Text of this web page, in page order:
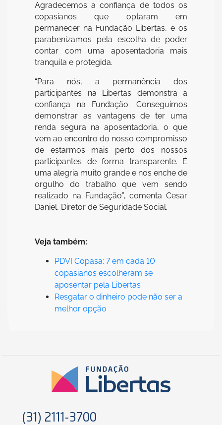
Agradecemos a confiança de todos os
copasianos que optaram em
permanecer na Fundação Libertas, e os
parabenizamos pela escolha de poder
contar com uma aposentadoria mais
tranquila e protegida.
“Para nós, a permanência dos
participantes na Libertas demonstra a
confiança na Fundação. Conseguimos
demonstrar as vantagens de ter uma
renda segura na aposentadoria, o que
vem ao encontro do nosso compromisso
de estarmos mais perto dos nossos
participantes de forma transparente. É
uma alegria muito grande e nos enche de
orgulho do trabalho que vem sendo
realizado na Fundação”, comenta Cesar
Daniel, Diretor de Seguridade Social.
Veja também:
PDVI Copasa: 7 em cada 10
copasianos escolheram se
aposentar pela Libertas
Resgatar o dinheiro pode não ser a
melhor opção
(31) 2111-3700